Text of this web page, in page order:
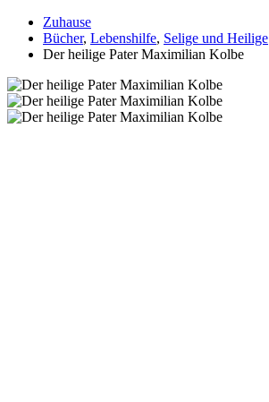
Zuhause
Bücher, Lebenshilfe, Selige und Heilige
Der heilige Pater Maximilian Kolbe